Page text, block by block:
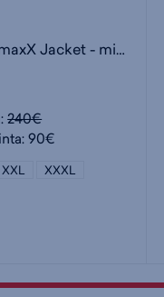
Aro M DrymaxX Jacket - miesten kuoritakki
240€
90€
XXL XXXL